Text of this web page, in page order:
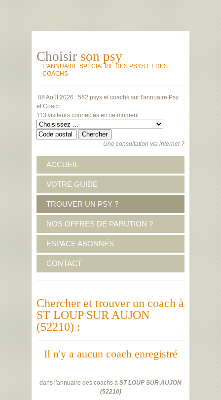
Choisir son psy
L'ANNUAIRE SPÉCIALISÉ DES PSYS ET DES
COACHS
08 Août 2026 : 562 psys et coachs sur l'annuaire Psy
et Coach
113 visiteurs connectés en ce moment
Une consultation via internet ?
ACCUEIL
VOTRE GUIDE
TROUVER UN PSY ?
NOS OFFRES DE PARUTION ?
ESPACE ABONNÉS
CONTACT
Chercher et trouver un coach à
ST LOUP SUR AUJON
(52210) :
Il n'y a aucun coach enregistré
dans l'annuaire des coachs à ST LOUP SUR AUJON
(52210)